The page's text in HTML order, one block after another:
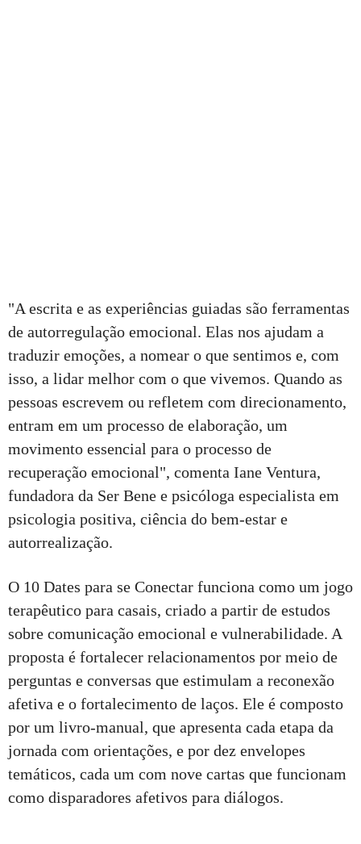
"A escrita e as experiências guiadas são ferramentas
de autorregulação emocional. Elas nos ajudam a
traduzir emoções, a nomear o que sentimos e, com
isso, a lidar melhor com o que vivemos. Quando as
pessoas escrevem ou refletem com direcionamento,
entram em um processo de elaboração, um
movimento essencial para o processo de
recuperação emocional", comenta Iane Ventura,
fundadora da Ser Bene e psicóloga especialista em
psicologia positiva, ciência do bem-estar e
autorrealização.
O 10 Dates para se Conectar funciona como um jogo
terapêutico para casais, criado a partir de estudos
sobre comunicação emocional e vulnerabilidade. A
proposta é fortalecer relacionamentos por meio de
perguntas e conversas que estimulam a reconexão
afetiva e o fortalecimento de laços. Ele é composto
por um livro-manual, que apresenta cada etapa da
jornada com orientações, e por dez envelopes
temáticos, cada um com nove cartas que funcionam
como disparadores afetivos para diálogos.